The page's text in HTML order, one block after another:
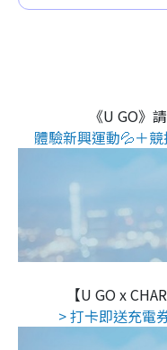
《U GO》
體驗新興運動💦＋
【U GO x
> 打卡即送充電